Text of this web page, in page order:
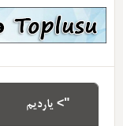
"> یاردیم